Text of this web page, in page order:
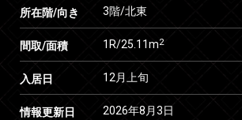
所在階/向き 3階/北東
間取/面積 1R/25.11m2
入居日 12月上旬
情報更新日 2026年8月3日